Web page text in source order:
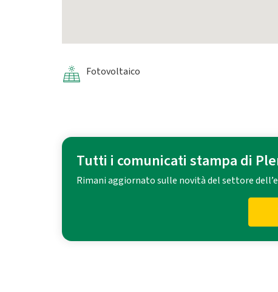
Fotovoltaico
Tutti i comunicati stampa di
Rimani aggiornato sulle novità del settore